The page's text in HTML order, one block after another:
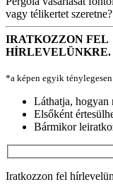
vagy télikertet szeretne?
IRATKOZZON FEL
HÍRLEVELÜNKRE.
*a képen egyik
Láthatja, hogyan
Elsőként
Bármikor
Iratkozzon fel